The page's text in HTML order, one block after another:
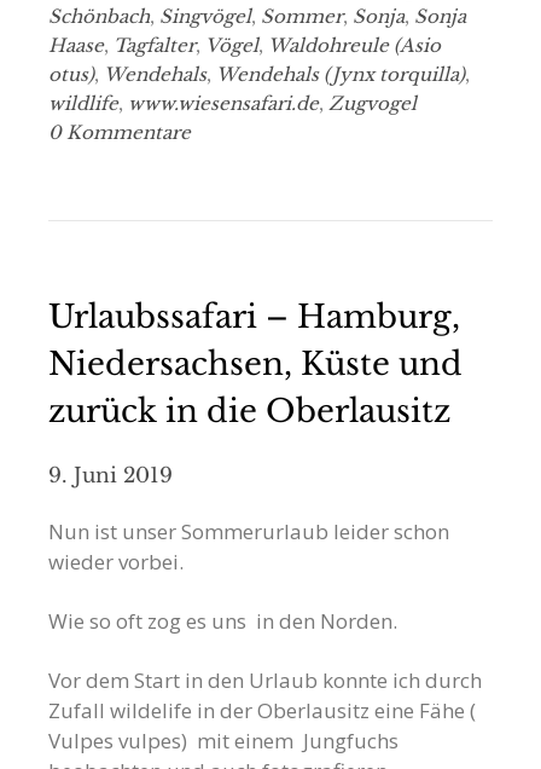
Schönbach, Singvögel, Sommer, Sonja, Sonja
Haase, Tagfalter, Vögel, Waldohreule (Asio
otus), Wendehals, Wendehals (Jynx torquilla),
wildlife, www.wiesensafari.de, Zugvogel
0 Kommentare
Urlaubssafari – Hamburg,
Niedersachsen, Küste und
zurück in die Oberlausitz
9. Juni 2019
Nun ist unser Sommerurlaub leider schon
wieder vorbei.
Wie so oft zog es uns in den Norden.
Vor dem Start in den Urlaub konnte ich durch
Zufall wildelife in der Oberlausitz eine Fähe (
Vulpes vulpes) mit einem Jungfuchs